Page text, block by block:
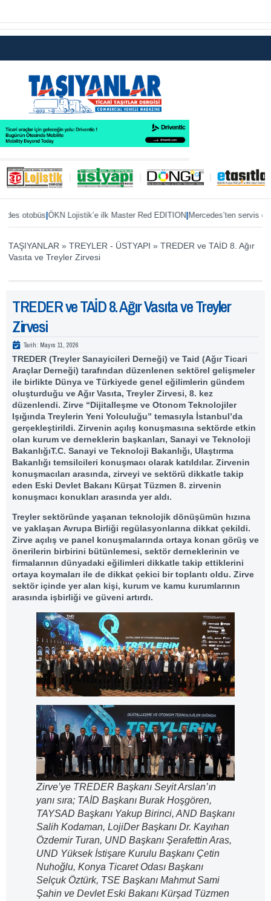
Lojistik’e ilk Master Red EDITION|Mercedes’ten servis desteği|
TAŞIYANLAR » TREYLER - ÜSTYAPI » TREDER ve TAİD 8. Ağır
Vasıta ve Treyler Zirvesi
TREDER ve TAİD 8. Ağır Vasıta ve Treyler
Zirvesi
Tarih: Mayıs 11, 2026
TREDER (Treyler Sanayicileri Derneği) ve Taid (Ağır Ticari
Araçlar Derneği) tarafından düzenlenen sektörel gelişmeler
ile birlikte Dünya ve Türkiyede genel eğilimlerin gündem
oluşturduğu ve Ağır Vasıta, Treyler Zirvesi, 8. kez
düzenlendi. Zirve “Dijitalleşme ve Otonom Teknolojiler
Işığında Treylerin Yeni Yolculuğu” temasıyla İstanbul’da
gerçekleştirildi. Zirvenin açılış konuşmasına sektörde etkin
olan kurum ve derneklerin başkanları, Sanayi ve Teknoloji
BakanlığıT.C. Sanayi ve Teknoloji Bakanlığı, Ulaştırma
Bakanlığı temsilcileri konuşmacı olarak katıldılar. Zirvenin
konuşmacıları arasında, zirveyi ve sektörü dikkatle takip
eden Eski Devlet Bakanı Kürşat Tüzmen 8. zirvenin
konuşmacı konukları arasında yer aldı.
Treyler sektöründe yaşanan teknolojik dönüşümün hızına
ve yaklaşan Avrupa Birliği regülasyonlarına dikkat çekildi.
Zirve açılış ve panel konuşmalarında ortaya konan görüş ve
önerilerin birbirini bütünlemesi, sektör derneklerinin ve
firmalarının dünyadaki eğilimleri dikkatle takip ettiklerini
ortaya koymaları ile de dikkat çekici bir toplantı oldu. Zirve
sektör içinde yer alan kişi, kurum ve kamu kurumlarının
arasında işbirliği ve güveni artırdı.
Zirve’ye TREDER Başkanı Seyit Arslan’ın
yanı sıra; TAİD Başkanı Burak Hoşgören,
TAYSAD Başkanı Yakup Birinci, AND Başkanı
Salih Kodaman, LojiDer Başkanı Dr. Kayıhan
Özdemir Turan, UND Başkanı Şerafettin Aras,
UND Yüksek İstişare Kurulu Başkanı Çetin
Nuhoğlu, Konya Ticaret Odası Başkanı
Selçuk Öztürk, TSE Başkanı Mahmut Sami
Şahin ve Devlet Eski Bakanı Kürşad Tüzmen